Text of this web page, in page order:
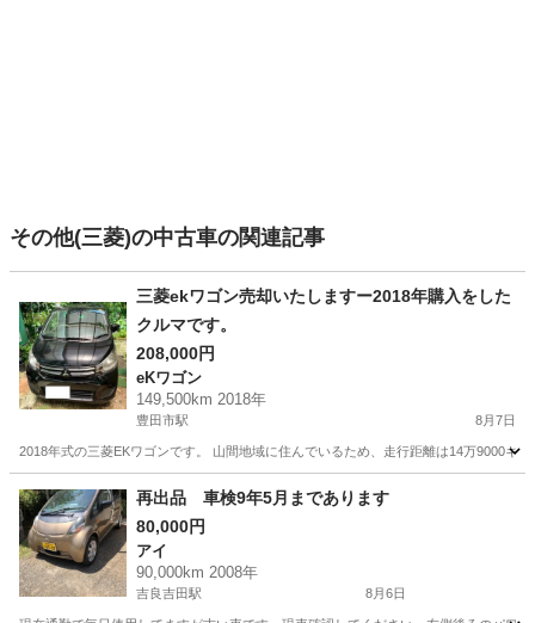
その他(三菱)の中古車の関連記事
三菱ekワゴン売却いたしますー2018年購入をした
クルマです。
208,000円
eKワゴン
149,500km 2018年
豊田市駅 8月7日
2018年式の三菱EKワゴンです。 山間地域に住んでいるため、走行距離は14万9000キ
愛知 豊田市 豊田市駅 eKワゴン 車両
再出品 車検9年5月まであります
80,000円
アイ
90,000km 2008年
吉良吉田駅 8月6日